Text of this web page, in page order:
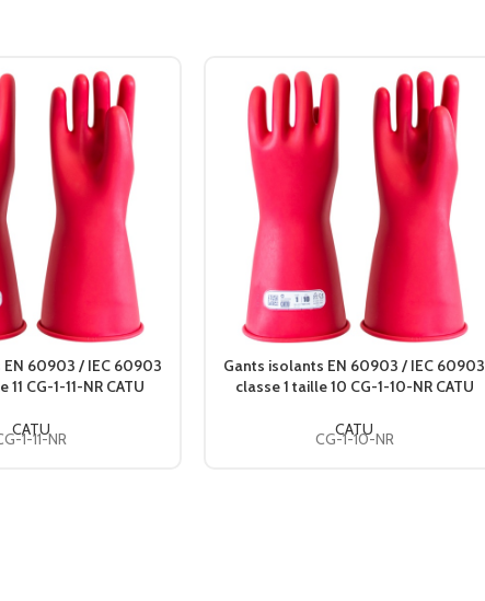
60903 / IEC 60903
CG-1-11-NR CATU
CATU
1-11-NR
Gants isolants EN 60903 / IEC 60903
classe 1 taille 10 CG-1-10-NR CATU
CATU
CG-1-10-NR